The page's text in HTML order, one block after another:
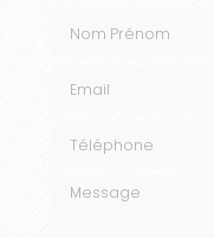
Nom Prénom
Téléphone
Message